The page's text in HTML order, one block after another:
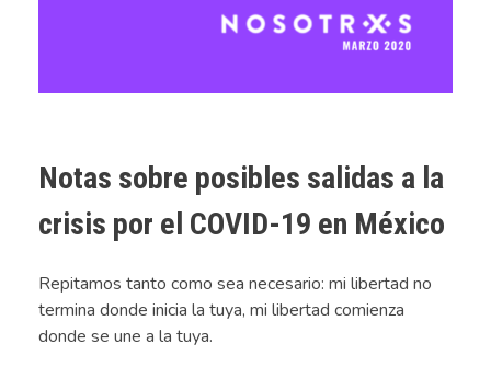
Notas sobre posibles salidas a la
crisis por el COVID-19 en México
Repitamos tanto como sea necesario: mi libertad no
termina donde inicia la tuya, mi libertad comienza
donde se une a la tuya.